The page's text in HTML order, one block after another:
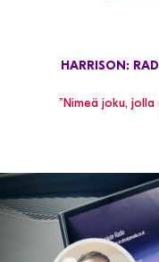
HARRISON:
”Nimeä joku,